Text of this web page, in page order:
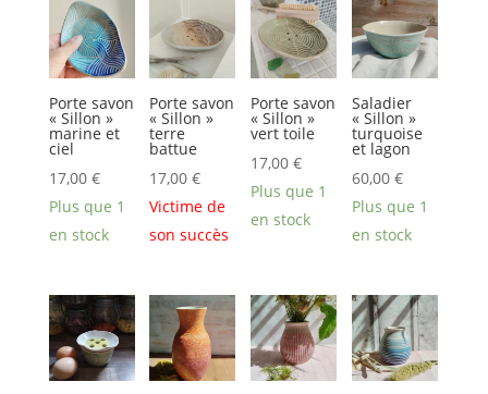
Porte savon
« Sillon »
marine et
ciel
17,00 €
Plus que 1
en stock
Porte savon
« Sillon »
terre
battue
17,00€
Victime de
son succès
Porte savon
« Sillon »
vert toile
17,00€
Plus que 1
en stock
Saladier
« Sillon »
turquoise
et lagon
60,00 €
Plus que 1
en stock